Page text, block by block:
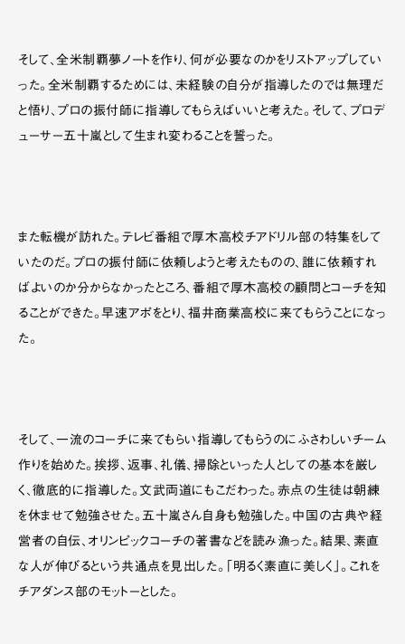
そして、全米制覇夢ノートを作り、何が必要なのかをリストアップしてい
った。全米制覇するためには、未経験の自分が指導したのでは無理だ
と悟り、プロの振付師に指導してもらえばいいと考えた。そして、プロデ
ューサー五十嵐として生まれ変わることを誓った。
また転機が訪れた。テレビ番組で厚木高校チアドリル部の特集をして
いたのだ。プロの振付師に依頼しようと考えたものの、誰に依頼すれ
ばよいのか分からなかったところ、番組で厚木高校の顧問とコーチを知
ることができた。早速アポをとり、福井商業高校に来てもらうことになっ
た。
そして、一流のコーチに来てもらい指導してもらうのにふさわしいチーム
作りを始めた。挨拶、返事、礼儀、掃除といった人としての基本を厳し
く、徹底的に指導した。文武両道にもこだわった。赤点の生徒は朝練
を休ませて勉強させた。五十嵐さん自身も勉強した。中国の古典や経
営者の自伝、オリンピックコーチの著書などを読み漁った。結果、素直
な人が伸びるという共通点を見出した。「明るく素直に美しく」。これを
チアダンス部のモットーとした。